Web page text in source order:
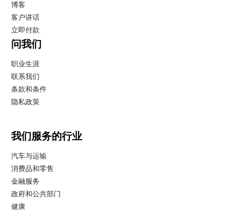
博客
客户讲话
立即付款
问我们
职业生涯
联系我们
条款和条件
隐私政策
我们服务的行业
汽车与运输
消费品和零售
金融服务
政府和公共部门
健康